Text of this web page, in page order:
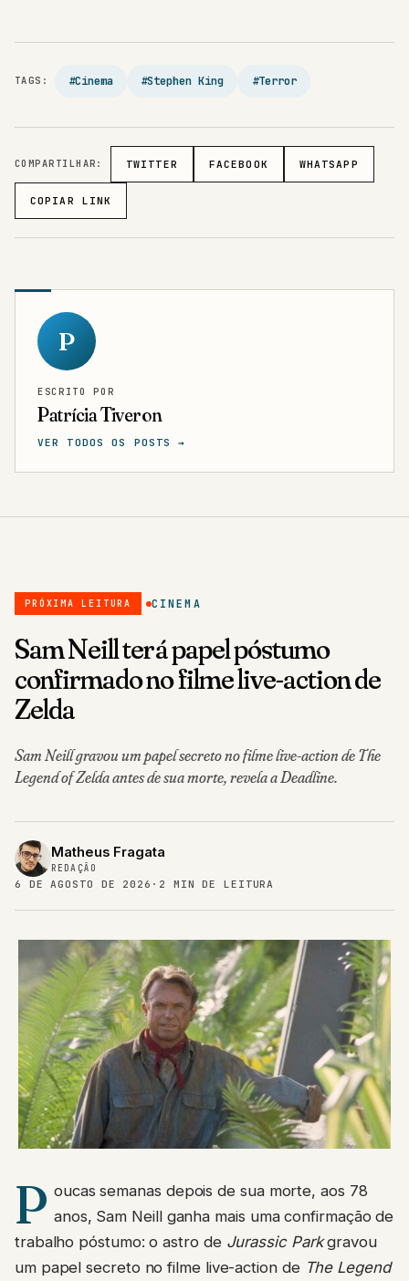
TAGS: #Cinema #Stephen King #Terror
COMPARTILHAR: TWITTER FACEBOOK WHATSAPP
COPIAR LINK
P
ESCRITO POR
Patrícia Tiveron
VER TODOS OS POSTS →
PRÓXIMA LEITURA CINEMA
Sam Neill terá papel póstumo
confirmado no filme live-action de
Zelda
Sam Neill gravou um papel secreto no filme live-action de The
Legend of Zelda antes de sua morte, revela a Deadline.
Matheus Fragata
REDAÇÃO
6 DE AGOSTO DE 2026 · 2 MIN DE LEITURA
P oucas semanas depois de sua morte, aos 78
anos, Sam Neill ganha mais uma confirmação de
trabalho póstumo: o astro de Jurassic Parkgravou
um papel secreto no filme live-action de The Legend